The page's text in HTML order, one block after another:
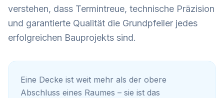
verstehen, dass Termintreue, technische Präzision
und garantierte Qualität die Grundpfeiler jedes
erfolgreichen Bauprojekts sind.
Eine Decke ist weit mehr als der obere
Abschluss eines Raumes – sie ist das